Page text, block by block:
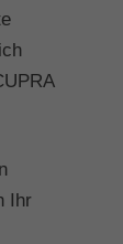
Ihr